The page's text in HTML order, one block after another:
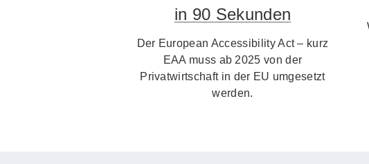
in 90 Sekunden
Der European Accessibility Act – kurz
EAA muss ab 2025 von der
Privatwirtschaft in der EU umgesetzt
werden.